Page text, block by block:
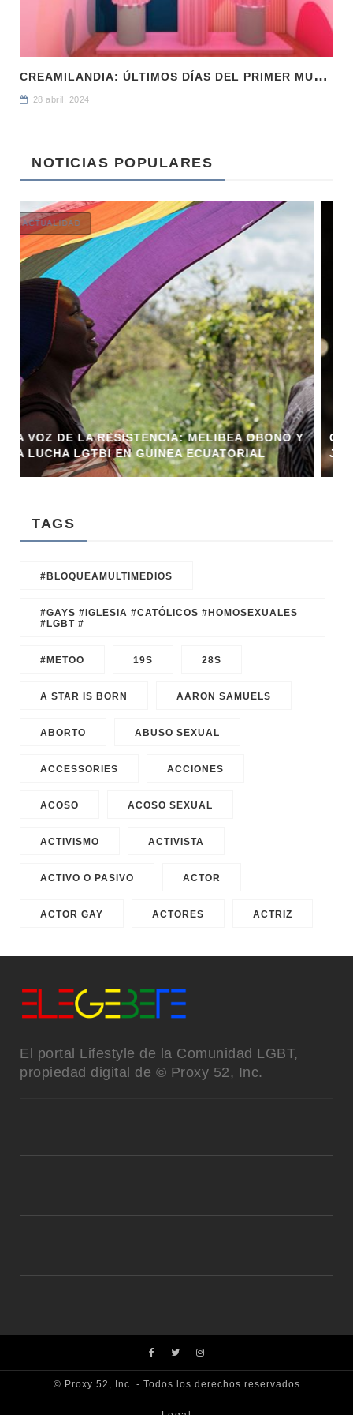
C
REAMILANDIA: ÚLTIMOS DÍAS DEL PRIMER MUSEO DEL HELADO
28 abril, 2024
NOTICIAS POPULARES
OBONO Y
ACTUALIDAD
CONFLICTOS Y LEYES: LA
J.K. ROWLING Y LA NUEVA LEY EN
TAGS
#BLOQUEAMULTIMEDIOS
#GAYS #IGLESIA #CATÓLICOS #HOMOSEXUALES
#LGBT #
#METOO 19S 28S
A STAR IS BORN AARON SAMUELS
ABORTO ABUSO SEXUAL
ACCESSORIES ACCIONES
ACOSO ACOSO SEXUAL
ACTIVISMO ACTIVISTA
ACTIVO O PASIVO ACTOR
ACTOR GAY ACTORES ACTRIZ
El portal Lifestyle de la Comunidad LGBT,
propiedad digital de © Proxy 52, Inc.
© Proxy 52, Inc. - Todos los derechos reservados